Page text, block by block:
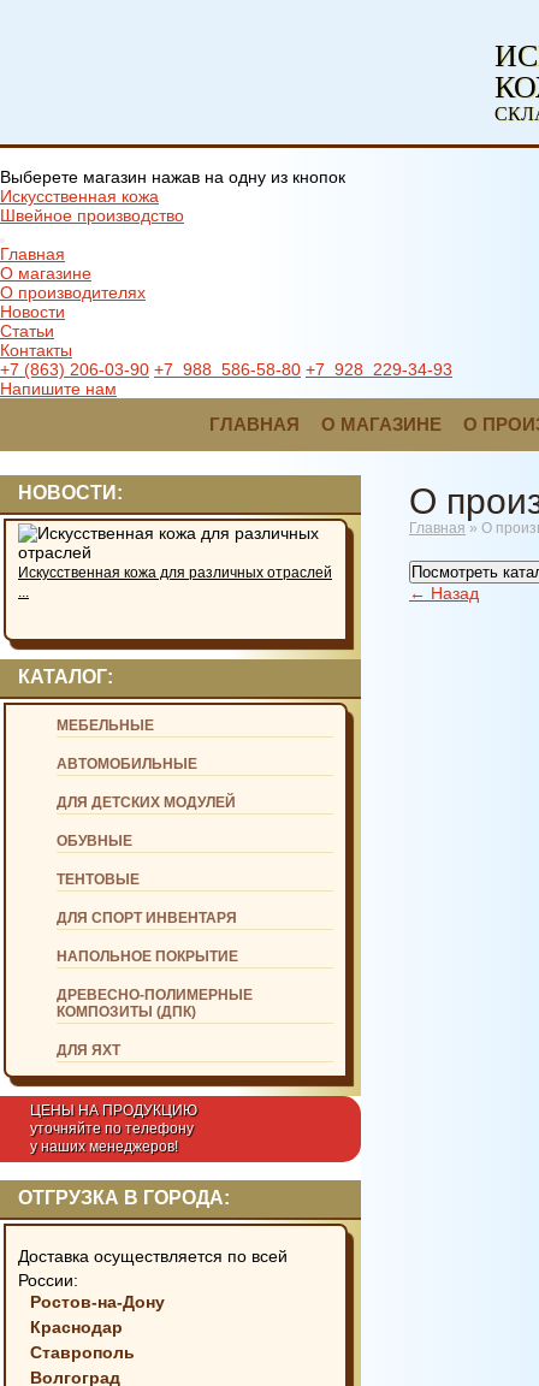
Выберете магазин нажав на одну из кнопок
Искусственная кожа
Швейное производство
Главная
О магазине
О производителях
Новости
Статьи
Контакты
+7 (863) 206-03-90 +7 988 586-58-80 +7 928 229-34-93
Напишите нам
ГЛАВНАЯ О МАГАЗИНЕ О
НОВОСТИ:
Искусственная кожа для различных отраслей
...
КАТАЛОГ:
МЕБЕЛЬНЫЕ
АВТОМОБИЛЬНЫЕ
ДЛЯ ДЕТСКИХ МОДУЛЕЙ
ОБУВНЫЕ
ТЕНТОВЫЕ
ДЛЯ СПОРТ ИНВЕНТАРЯ
НАПОЛЬНОЕ ПОКРЫТИЕ
ДРЕВЕСНО-ПОЛИМЕРНЫЕ
КОМПОЗИТЫ (ДПК)
ДЛЯ ЯХТ
ЦЕНЫ НА ПРОДУКЦИЮ
уточняйте по телефону
у наших менеджеров!
ОТГРУЗКА В ГОРОДА:
Доставка осуществляется по всей
России:
Ростов-на-Дону
Краснодар
Ставрополь
Волгоград
О
Главная » О
Посмотреть
← Назад